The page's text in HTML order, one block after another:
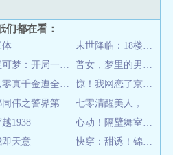
们都在看：
体
末世降临：18楼全员恶人
宝可梦：开局一只美纳斯和君主蛇
普女，梦里的男神们找来了！
六零真千金遭全家厌弃后被国家宠
惊！我网恋了京圈太子爷
祁同伟之警界第一人
七零清醒美人，军婚大佬宠妻成瘾
越1938
心动！隔壁舞室里有一束月光
即天意
快穿：甜诱！锦鲤太撩太好孕